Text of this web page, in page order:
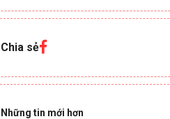
Chia sẻ
Những tin mới hơn